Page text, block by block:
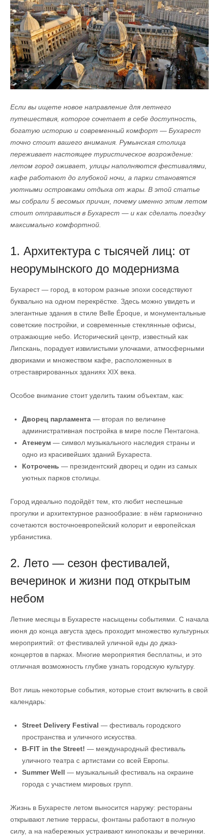
Если вы ищете новое направление для летнего
путешествия, которое сочетает в себе доступность,
богатую историю и современный комфорт — Бухарест
точно стоит вашего внимания. Румынская столица
переживает настоящее туристическое возрождение:
летом город оживает, улицы наполняются фестивалями,
кафе работают до глубокой ночи, а парки становятся
уютными островками отдыха от жары. В этой статье
мы собрали 5 весомых причин, почему именно этим летом
стоит отправиться в Бухарест — и как сделать поездку
максимально комфортной.
1. Архитектура с тысячей лиц: от
неорумынского до модернизма
Бухарест — город, в котором разные эпохи соседствуют
буквально на одном перекрёстке. Здесь можно увидеть и
элегантные здания в стиле Belle Époque, и монументальные
советские постройки, и современные стеклянные офисы,
отражающие небо. Исторический центр, известный как
Липскань, порадует извилистыми улочками, атмосферными
двориками и множеством кафе, расположенных в
отреставрированных зданиях XIX века.
Особое внимание стоит уделить таким объектам, как:
Дворец парламента— вторая по величине
административная постройка в мире после Пентагона.
Атенеум— символ музыкального наследия страны и
одно из красивейших зданий Бухареста.
Котрочень — президентский дворец и один из самых
уютных парков столицы.
Город идеально подойдёт тем, кто любит неспешные
прогулки и архитектурное разнообразие: в нём гармонично
сочетаются восточноевропейский колорит и европейская
урбанистика.
2. Лето — сезон фестивалей,
вечеринок и жизни под открытым
небом
Летние месяцы в Бухаресте насыщены событиями. С начала
июня до конца августа здесь проходит множество культурных
мероприятий: от фестивалей уличной еды до джаз-
концертов в парках. Многие мероприятия бесплатны, и это
отличная возможность глубже узнать городскую культуру.
Вот лишь некоторые события, которые стоит включить в свой
календарь:
Street Delivery Festival — фестиваль городского
пространства и уличного искусства.
B-FIT in the Street! — международный фестиваль
уличного театра с артистами со всей Европы.
Summer Well — музыкальный фестиваль на окраине
города с участием мировых групп.
Жизнь в Бухаресте летом выносится наружу: рестораны
открывают летние террасы, фонтаны работают в полную
силу, а на набережных устраивают кинопоказы и вечеринки.